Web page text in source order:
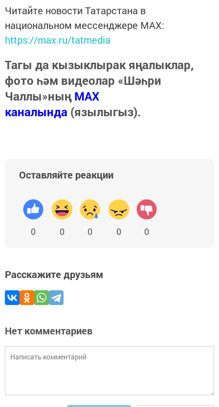
Читайте новости Татарстана в
национальном мессенджере MАХ:
https://max.ru/tatmedia
Тагы да кызыклырак яңалыклар,
фото һәм видеолар «Шәһри
Чаллы»ныңMAX
каналында (язылыгыз).
Оставляйте реакции
0 0 0 0 0
Расскажите друзьям
Нет комментариев